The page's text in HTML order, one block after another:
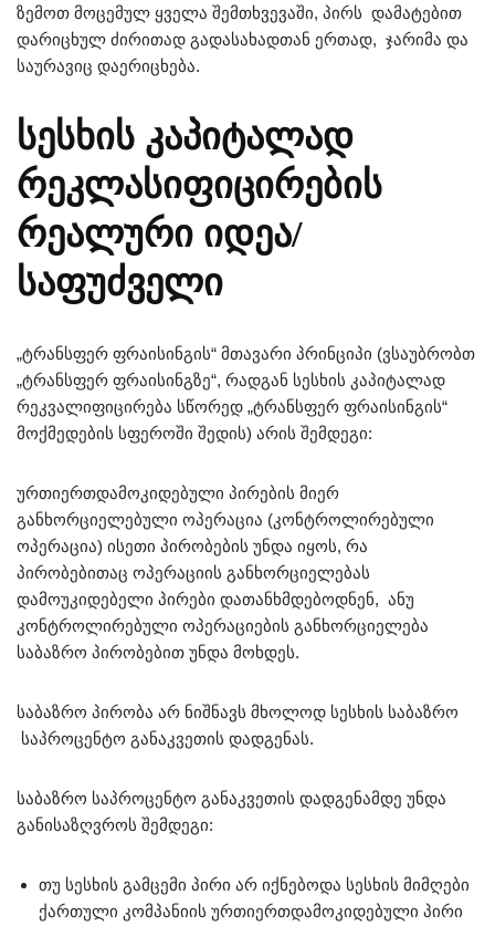
ზემოთ მოცემულ ყველა შემთხვევაში, პირს დამატებით
დარიცხულ ძირითად გადასახადთან ერთად, ჯარიმა და
საურავიც დაერიცხება.
სესხის კაპიტალად
რეკლასიფიცირების
რეალური იდეა/
საფუძველი
„ტრანსფერ ფრაისინგის“ მთავარი პრინციპი (ვსაუბრობთ
„ტრანსფერ ფრაისინგზე“, რადგან სესხის კაპიტალად
რეკვალიფიცირება სწორედ „ტრანსფერ ფრაისინგის“
მოქმედების სფეროში შედის) არის შემდეგი:
ურთიერთდამოკიდებული პირების მიერ
განხორციელებული ოპერაცია (კონტროლირებული
ოპერაცია) ისეთი პირობების უნდა იყოს, რა
პირობებითაც ოპერაციის განხორციელებას
დამოუკიდებელი პირები დათანხმდებოდნენ, ანუ
კონტროლირებული ოპერაციების განხორციელება
საბაზრო პირობებით უნდა მოხდეს.
საბაზრო პირობა არ ნიშნავს მხოლოდ სესხის საბაზრო
საპროცენტო განაკვეთის დადგენას.
საბაზრო საპროცენტო განაკვეთის დადგენამდე უნდა
განისაზღვროს შემდეგი:
თუ სესხის გამცემი პირი არ იქნებოდა სესხის მიმღები
ქართული კომპანიის ურთიერთდამოკიდებული პირი